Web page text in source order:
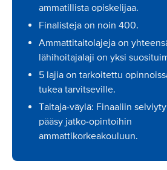
ammatillista opiskelijaa.
Finalisteja on noin 400.
Ammattitaitolajeja on
lähihoitajalaji on yksi
5 lajia on tarkoitettu
tukea tarvitseville.
Taitaja-väylä: Finaaliin
pääsy jatko-opintoihin
ammattikorkeakouluun.